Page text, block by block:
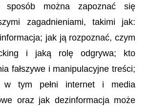
sposób można zapoznać się
zagadnieniami, takimi jak:
jak ją rozpoznać, czym
i jaką rolę odgrywa; kto
fałszywe i manipulacyjne treści;
w tym pełni internet i media
oraz jak dezinformacja może